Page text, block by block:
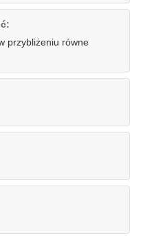
przybliżeniu równe